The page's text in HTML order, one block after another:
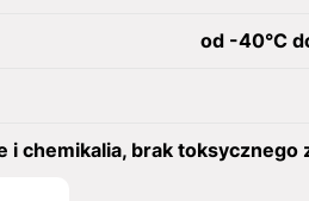
od -40°C
i chemikalia, brak toksycznego